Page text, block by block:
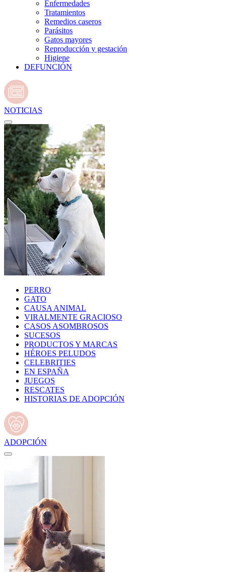
Enfermedades
Tratamientos
Remedios caseros
Parásitos
Gatos mayores
Reproducción y gestación
Higiene
DEFUNCIÓN
NOTICIAS
PERRO
GATO
CAUSA ANIMAL
VIRALMENTE GRACIOSO
CASOS ASOMBROSOS
SUCESOS
PRODUCTOS Y MARCAS
HÉROES PELUDOS
CELEBRITIES
EN ESPAÑA
JUEGOS
RESCATES
HISTORIAS DE ADOPCIÓN
ADOPCIÓN